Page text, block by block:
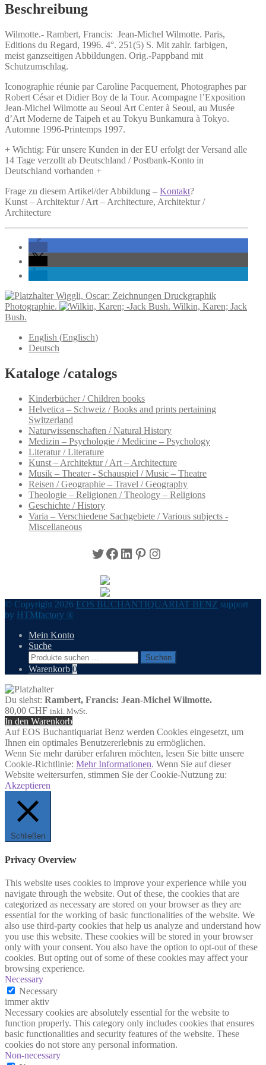
Beschreibung
Wilmotte.- Rambert, Francis: Jean-Michel Wilmotte. Paris,
Editions du Regard, 1996. 4°. 251(5) S. Mit zahlr. farbigen,
meist ganzseitigen Abbildungen. Orig.-Pappband mit
Schutzumschlag.
Iconographie réunie par Caroline Pacquement, Photographes par
Robert César et Didier Boy de la Tour. Acompagne l’Exposition
Jean-Michel Wilmotte au Seoul Art Center à Seoul, au Musée
d’Art Moderne de Taipeh et au Tokyu Bunkamura à Tokyo.
Automne 1996-Printemps 1997.
+ Wichtig: Für unsere Kunden in der EU erfolgt der Versand alle
14 Tage verzollt ab Deutschland / Postbank-Konto in
Deutschland vorhanden +
Frage zu diesem Artikel/der Abbildung – Kontakt?
Kunst – Architektur / Art – Architecture, Architektur /
Architecture
Wiggli, Oscar: Zeichnungen Druckgraphik
Photographie.
Wilkin, Karen; Jack
Bush.
English (Englisch)
Deutsch
Kataloge /catalogs
Kinderbücher / Children books
Helvetica – Schweiz / Books and prints pertaining
Switzerland
Naturwissenschaften / Natural History
Medizin – Psychologie / Medicine – Psychology
Literatur / Literature
Kunst – Architektur / Art – Architecture
Musik – Theater - Schauspiel / Music – Theatre
Reisen / Geographie – Travel / Geography
Theologie – Religionen / Theology – Religions
Geschichte / History
Varia – Verschiedene Sachgebiete / Various subjects -
Miscellaneous
Twitter
Facebook
LinkedIn
Pinterest
Instagram
© Copyright 2026 EOS BUCHANTIQUARIAT BENZ support
by HTMfactory ®
Mein Konto
Suche
Suchen
nach:
Suchen
Warenkorb 0
Du siehst: Rambert, Francis: Jean-Michel Wilmotte.
80,00 CHF inkl. MwSt.
In den Warenkorb
Auf EOS Buchantiquariat Benz werden Cookies eingesetzt, um
Ihnen ein optimales Benutzererlebnis zu ermöglichen.
Wenn Sie mehr darüber erfahren möchten, lesen Sie bitte unsere
Cookie-Richtlinie: Mehr Informationen. Wenn Sie auf dieser
Website weitersurfen, stimmen Sie der Cookie-Nutzung zu:
Akzeptieren
Schließen
Privacy Overview
This website uses cookies to improve your experience while you
navigate through the website. Out of these, the cookies that are
categorized as necessary are stored on your browser as they are
essential for the working of basic functionalities of the website. We
also use third-party cookies that help us analyze and understand how
you use this website. These cookies will be stored in your browser
only with your consent. You also have the option to opt-out of these
cookies. But opting out of some of these cookies may affect your
browsing experience.
Necessary
Necessary
immer aktiv
Necessary cookies are absolutely essential for the website to
function properly. This category only includes cookies that ensures
basic functionalities and security features of the website. These
cookies do not store any personal information.
Non-necessary